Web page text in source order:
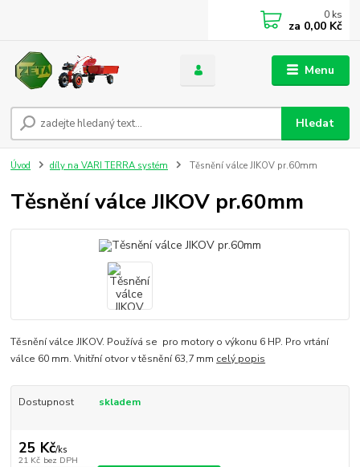
Menu
Hledat
0 ks
za 0,00 Kč
Úvod díly na VARI TERRA systém Těsnění válce JIKOV pr.60mm
Těsnění válce JIKOV pr.60mm
Těsnění válce JIKOV. Používá se pro motory o výkonu 6 HP. Pro vrtání
válce 60 mm. Vnitřní otvor v těsnění 63,7 mm celý popis
Dostupnost skladem
25 Kč/ks
21 Kč bez DPH